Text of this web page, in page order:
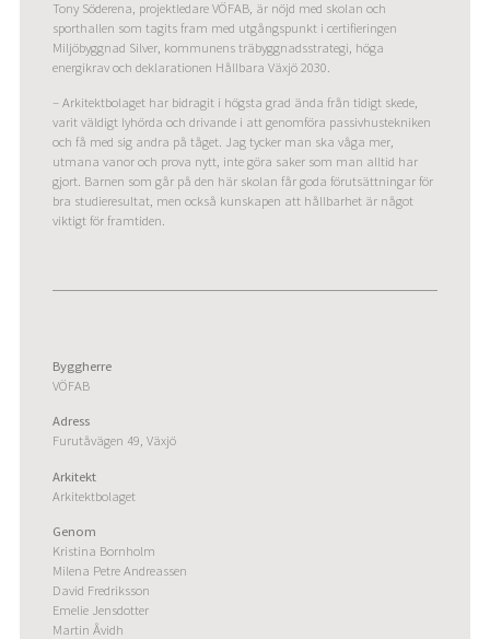
Tony Söderena, projektledare VÖFAB, är nöjd med skolan och
sporthallen som tagits fram med utgångspunkt i certifieringen
Miljöbyggnad Silver, kommunens träbyggnadsstrategi, höga
energikrav och deklarationen Hållbara Växjö 2030.
– Arkitektbolaget har bidragit i högsta grad ända från tidigt skede,
varit väldigt lyhörda och drivande i att genomföra passivhustekniken
och få med sig andra på tåget. Jag tycker man ska våga mer,
utmana vanor och prova nytt, inte göra saker som man alltid har
gjort. Barnen som går på den här skolan får goda förutsättningar för
bra studieresultat, men också kunskapen att hållbarhet är något
viktigt för framtiden.
Byggherre
VÖFAB
Adress
Furutåvägen 49, Växjö
Arkitekt
Arkitektbolaget
Genom
Kristina Bornholm
Milena Petre Andreassen
David Fredriksson
Emelie Jensdotter
Martin Åvidh